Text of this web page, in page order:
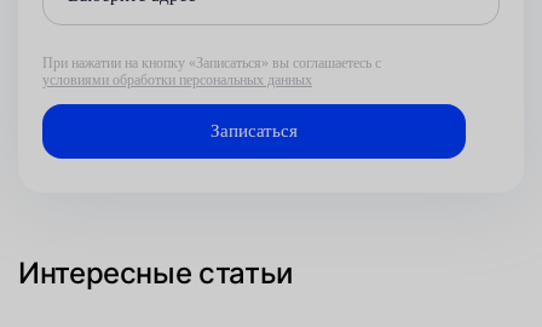
При нажатии на кнопку «Записаться» вы соглашаетесь с
условиями обработки персональных данных
Интересные статьи